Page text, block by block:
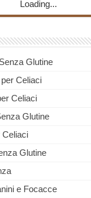
Loading...
Glutine
Celiaci
Celiaci
Glutine
Celiaci
Glutine
e Focacce